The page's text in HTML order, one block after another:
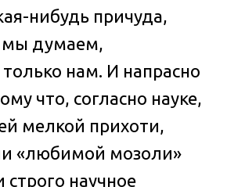
нибудь причуда,
мы думаем,
нам. И напрасно
что, согласно науке,
мелкой прихоти,
«любимой мозоли»
научное